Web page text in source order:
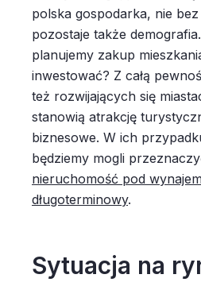
polska gospodarka, nie
pozostaje także
planujemy zakup
inwestować? Z całą
też rozwijających się
stanowią atrakcję
biznesowe. W ich
będziemy mogli
nieruchomość pod
długoterminowy.
Sytuacja na